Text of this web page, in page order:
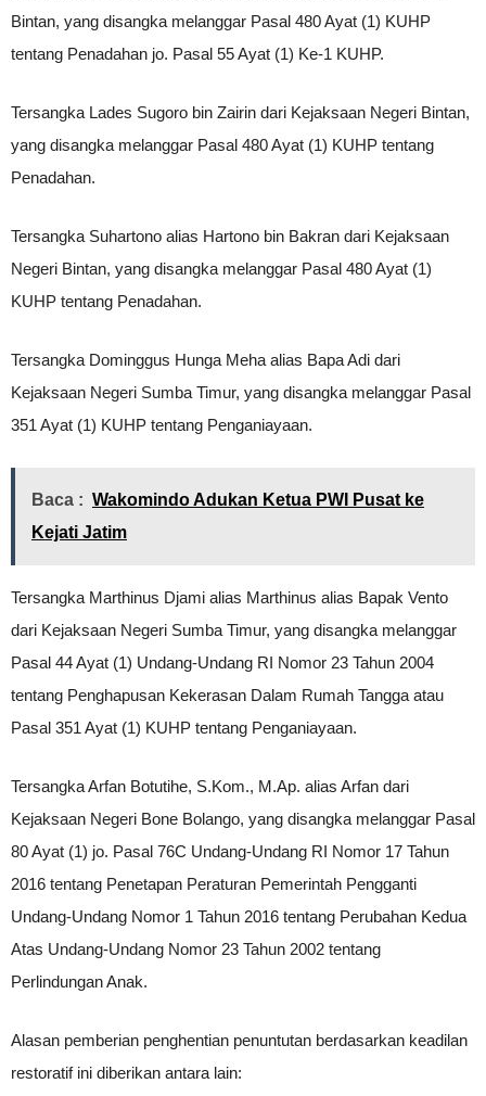
Bintan, yang disangka melanggar Pasal 480 Ayat (1) KUHP
tentang Penadahan jo. Pasal 55 Ayat (1) Ke-1 KUHP.
Tersangka Lades Sugoro bin Zairin dari Kejaksaan Negeri Bintan,
yang disangka melanggar Pasal 480 Ayat (1) KUHP tentang
Penadahan.
Tersangka Suhartono alias Hartono bin Bakran dari Kejaksaan
Negeri Bintan, yang disangka melanggar Pasal 480 Ayat (1)
KUHP tentang Penadahan.
Tersangka Dominggus Hunga Meha alias Bapa Adi dari
Kejaksaan Negeri Sumba Timur, yang disangka melanggar Pasal
351 Ayat (1) KUHP tentang Penganiayaan.
Baca : Wakomindo Adukan Ketua PWI Pusat ke
Kejati Jatim
Tersangka Marthinus Djami alias Marthinus alias Bapak Vento
dari Kejaksaan Negeri Sumba Timur, yang disangka melanggar
Pasal 44 Ayat (1) Undang-Undang RI Nomor 23 Tahun 2004
tentang Penghapusan Kekerasan Dalam Rumah Tangga atau
Pasal 351 Ayat (1) KUHP tentang Penganiayaan.
Tersangka Arfan Botutihe, S.Kom., M.Ap. alias Arfan dari
Kejaksaan Negeri Bone Bolango, yang disangka melanggar Pasal
80 Ayat (1) jo. Pasal 76C Undang-Undang RI Nomor 17 Tahun
2016 tentang Penetapan Peraturan Pemerintah Pengganti
Undang-Undang Nomor 1 Tahun 2016 tentang Perubahan Kedua
Atas Undang-Undang Nomor 23 Tahun 2002 tentang
Perlindungan Anak.
Alasan pemberian penghentian penuntutan berdasarkan keadilan
restoratif ini diberikan antara lain: